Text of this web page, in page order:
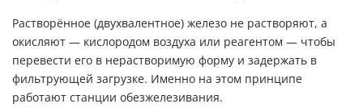
Растворённое (двухвалентное) железо не растворяют, а
окисляют — кислородом воздуха или реагентом — чтобы
перевести его в нерастворимую форму и задержать в
фильтрующей загрузке. Именно на этом принципе
работают станции обезжелезивания.